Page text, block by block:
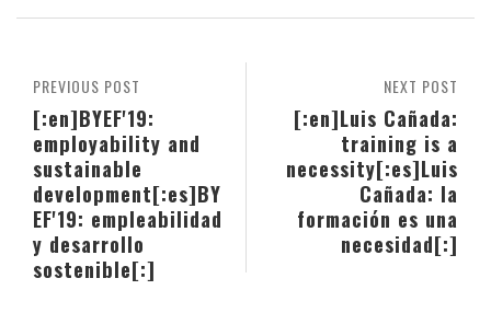
NEXT POST
[:en]Luis Cañada:
training is a
necessity[:es]Luis
Cañada: la
formación es una
necesidad[:]
PREVIOUS POST
[:en]BYEF'19:
employability and
sustainable
development[:es]BY
EF'19: empleabilidad
y desarrollo
sostenible[:]